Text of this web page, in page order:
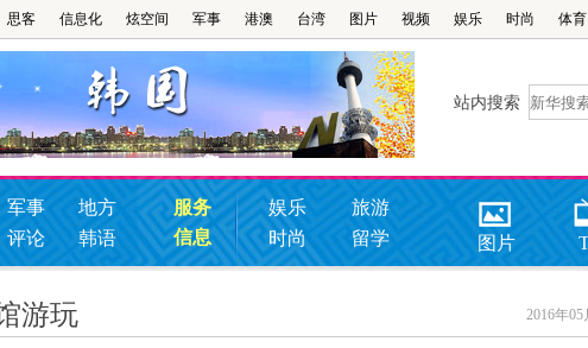
思客 信息化 炫空间 军事 港澳 台湾 图片 视频 娱乐 时尚 体育
站内搜索
军事
地方
评论 韩语
服务
信息
娱乐
旅游
时尚
留学 图片
游玩 2016年05